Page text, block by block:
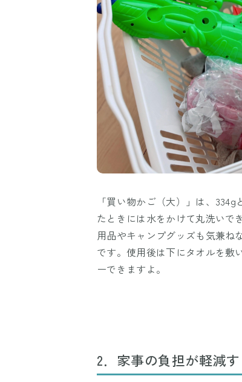
「買い物かご（大）」は、
たときには水をかけて丸洗いで
用品やキャンプグッズも気兼ね
です。使用後は下にタオルを敷
ーできますよ。
2．家事の負担が軽減